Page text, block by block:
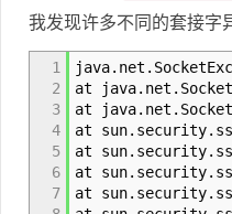
我发现许多不同的套接字
1
2
3
4
5
6
7
at
at
at
at
at
at